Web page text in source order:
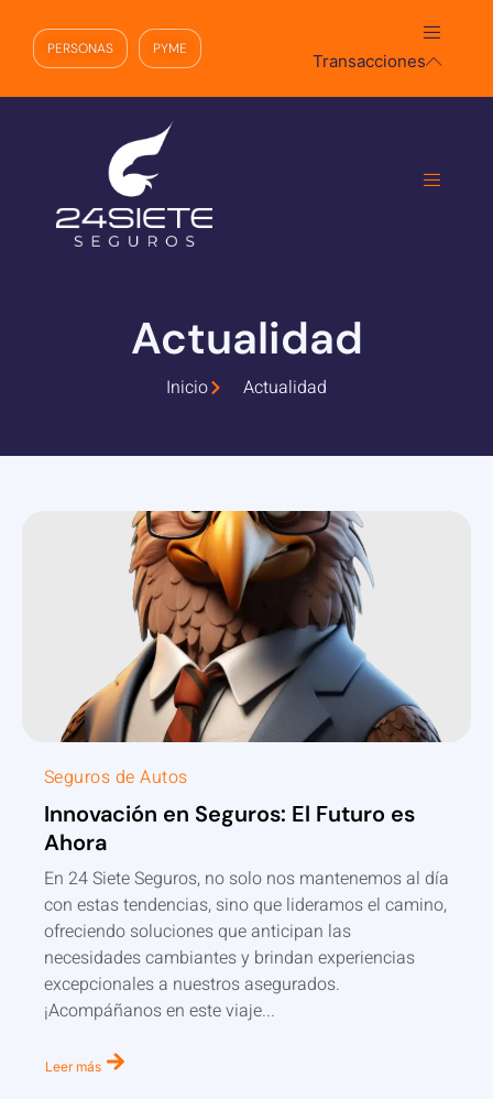
PERSONAS PYME
Transacciones
Actualidad
Inicio Actualidad
Seguros de Autos
Innovación en Seguros: El Futuro es
Ahora
En 24 Siete Seguros, no solo nos mantenemos al día
con estas tendencias, sino que lideramos el camino,
ofreciendo soluciones que anticipan las
necesidades cambiantes y brindan experiencias
excepcionales a nuestros asegurados.
¡Acompáñanos en este viaje...
Leer más